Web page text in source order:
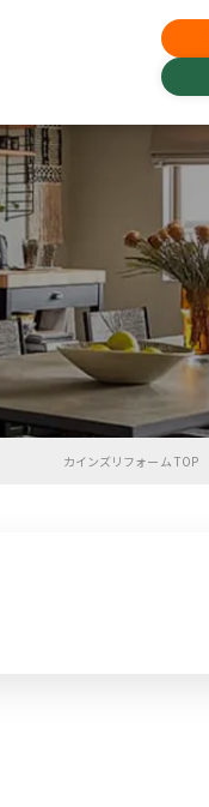
カインズリフォーム TOP